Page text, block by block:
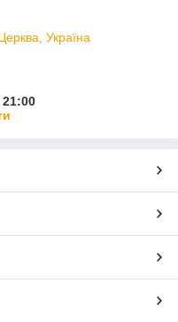
Україна